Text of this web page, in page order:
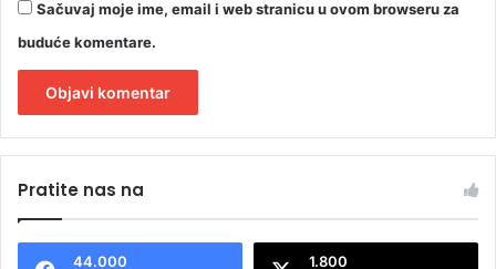
Sačuvaj moje ime, email i web stranicu u ovom browseru za
buduće komentare.
tPratite nas na
44.000 1.800